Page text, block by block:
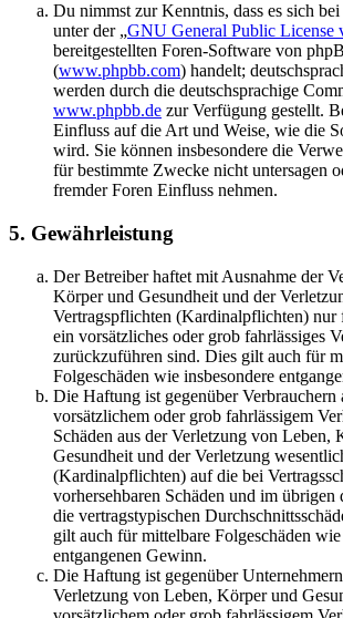
Du nimmst zur Kenntnis, dass es sich
unter der „GNU General Public License
bereitgestellten Foren-Software von
(www.phpbb.com) handelt;
werden durch die deutschsprachige
www.phpbb.de zur Verfügung gestellt.
Einfluss auf die Art und Weise, wie die
wird. Sie können insbesondere die
für bestimmte Zwecke nicht untersagen
fremder Foren Einfluss nehmen.
5. Gewährleistung
Der Betreiber haftet mit Ausnahme der
Körper und Gesundheit und der
Vertragspflichten (Kardinalpflichten) nur
ein vorsätzliches oder grob fahrlässiges
zurückzuführen sind. Dies gilt auch für
Folgeschäden wie insbesondere
Die Haftung ist gegenüber Verbrauchern
vorsätzlichem oder grob fahrlässigem
Schäden aus der Verletzung von Leben,
Gesundheit und der Verletzung
(Kardinalpflichten) auf die bei
vorhersehbaren Schäden und im übrigen
die vertragstypischen
gilt auch für mittelbare Folgeschäden
entgangenen Gewinn.
Die Haftung ist gegenüber
Verletzung von Leben, Körper und